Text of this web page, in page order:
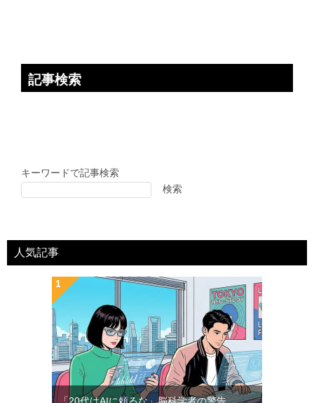
記事検索
キーワードで記事検索
検索
人気記事